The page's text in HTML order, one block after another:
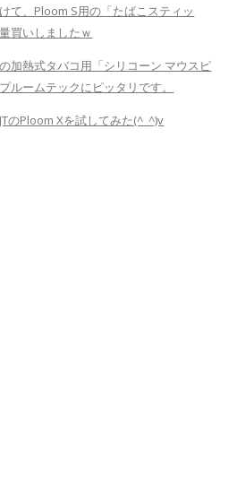
て、Ploom S用の「たばこスティッ
買いしましたｗ
加熱式タバコ用「シリコーン マウスピ
ルームテックにピッタリです。
のPloom Xを試してみた(^_^)v